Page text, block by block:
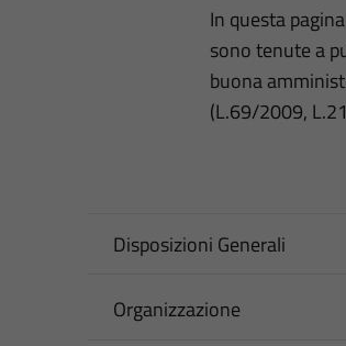
In questa
sono tenute a
buona
(L.69/2009,
Disposizioni Generali
Organizzazione